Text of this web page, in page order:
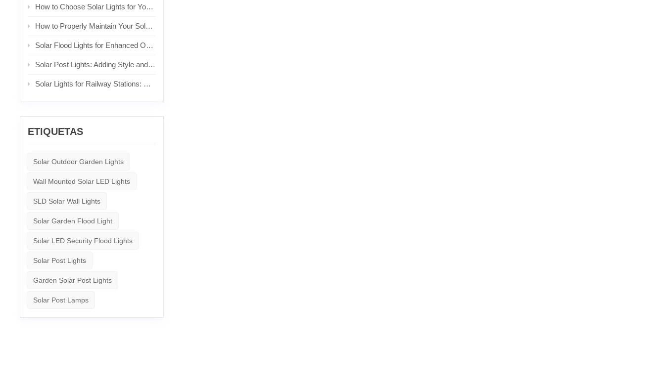
How to Choose Solar Lights for Your Front Yard
How to Properly Maintain Your Solar Lights
Solar Flood Lights for Enhanced Outdoor Security and Brightness
Solar Post Lights: Adding Style and Functionality to Your Posts
Solar Lights for Railway Stations: Sustainable Lighting for Commuters
ETIQUETAS
Solar Outdoor Garden Lights
Wall Mounted Solar LED Lights
SLD Solar Wall Lights
Solar Garden Flood Light
Solar LED Security Flood Lights
Solar Post Lights
Garden Solar Post Lights
Solar Post Lamps